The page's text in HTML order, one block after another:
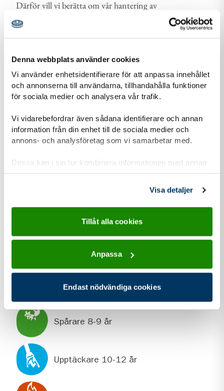
Denna webbplats använder cookies
Vi använder enhetsidentifierare för att anpassa innehållet
och annonserna till användarna, tillhandahålla funktioner
för sociala medier och analysera vår trafik.
Vi vidarebefordrar även sådana identifierare och annan
information från din enhet till de sociala medier och
annons- och analysföretag som vi samarbetar med.
Dessa kan i sin tur kombinera informationen med annan
information som du har tillhandahållit eller som de har
Visa detaljer
Tillåt alla cookies
Anpassa
Endast nödvändiga cookies
Därför vill vi berätta om vår hantering av
personuppgifter och om dataskyddsförordningen
Läs mer om vår personuppgiftshantering
Information-personuppgiftshantering-Scoutnet.pdf (PDF 129 KB)
Kontaktuppgifter
117 58Stockholm
kontakt information för Södra KM Scoutkår
margareta.bjoorn@gmail.com
Spårare 8-9 år
Upptäckare 10-12 år